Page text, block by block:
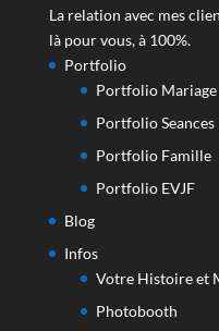
La relation avec mes
là pour vous, à 100%.
Portfolio
Portfolio Mariage
Portfolio Seances
Portfolio Famille
Portfolio EVJF
Blog
Infos
Votre Histoire et
Photobooth